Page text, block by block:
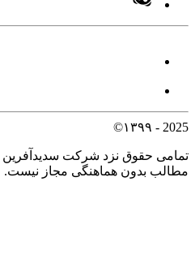
2025 - ۱۳۹۹©
تمامی حقوق نزد شرکت سدیدآفرین
مطالب بدون هماهنگی مجاز نیست.